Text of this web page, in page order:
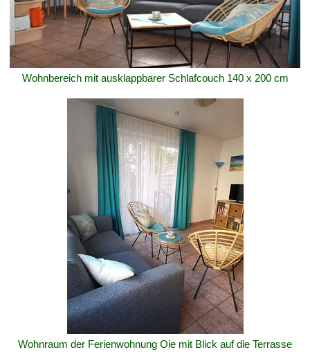
Wohnbereich mit ausklappbarer Schlafcouch 140 x 200 cm
Wohnraum der Ferienwohnung Oie mit Blick auf die Terrasse